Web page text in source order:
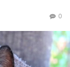
0